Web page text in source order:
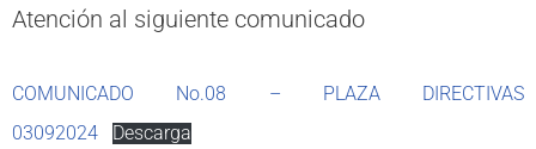
Atención al siguiente comunicado
COMUNICADO No.08 – PLAZA DIRECTIVAS
03092024
Descarga